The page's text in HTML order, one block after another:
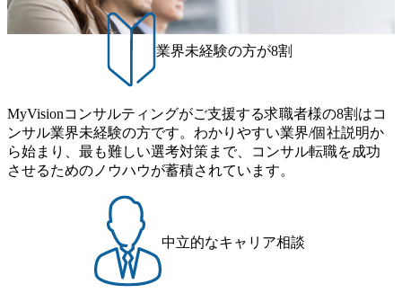
され、社員モチベーションが高いと評価されている。 ​ 大手
コンサルティングファームやSIer、事業会社出身者など、多
様な経歴の社員が活躍している。 年間休日120日以上、完全
週休2日制、有給休暇初年度10日(消化率46.3%)、特別休暇5
日など、充実した休暇制度を整備している。 ​ 月平均残業時
方が可能である。 ​ スポレク制度や入社者歓迎会、全社員集
会、リフレッシュ休暇など、社員同士の交流や健康をサポ
ートする取り組みが充実している。 2026年8月16日(日) 10:0
0～19:00予定 ※シニアコンサルタント職・マネージャー職
想定の方のみ参加可能です。 2026年8月12日(水) 16:00 平日
なかなか転職活動の時間が取れない方や、サクッと短期間
で転職先を決めたい方へ。 1日で選考が終了する、1day選考
会のご案内です。 ●書類選考 → 一次面接 → 二次面
接 ※選考状況に応じて、三次面接を後日依頼させていただ
く場合がございます ※当日二次面接へお進みいただいた方
業界未経験の方が8割
MyVisionコンサルティングがご支援する求職者様の8割はコ
ンサル業界未経験の方です。わかりやすい業界/個社説明か
ら始まり、最も難しい選考対策まで、コンサル転職を成功
させるためのノウハウが蓄積されています。
中立的なキャリア相談